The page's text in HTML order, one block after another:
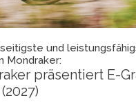
und
Mondraker:
präsentiert E-